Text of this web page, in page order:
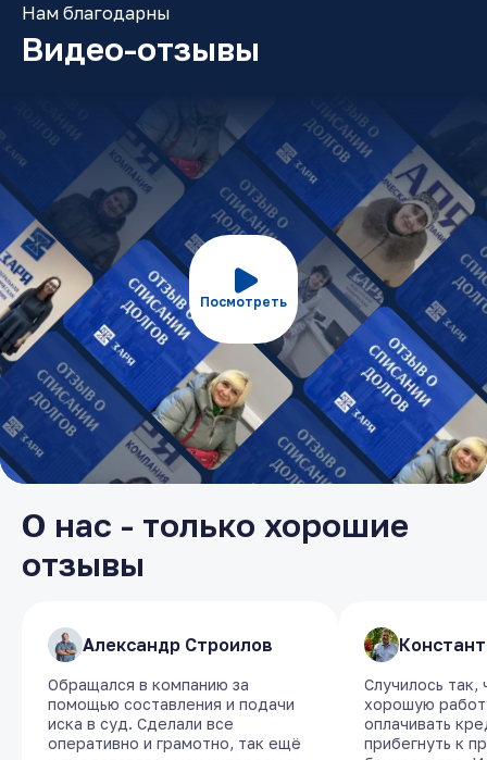
Нам благодарны
Видео-отзывы
Посмотреть
О нас - только хорошие
отзывы
​Александр Строилов
Обращался в компанию за
помощью составления и подачи
иска в суд. Сделали все
оперативно и грамотно, так ещё
Случилось так,
хорошую
оплачивать
прибегнуть к
​Александр Строилов
Обращался в компанию за
помощью составления и подачи
иска в суд. Сделали все
оперативно и грамотно, так ещё
Случилось так,
хорошую
оплачивать
прибегнуть к